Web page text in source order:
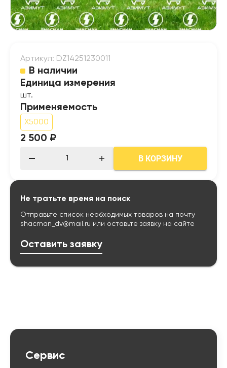
Артикул: DZ14251230011
В наличии
Единица измерения
шт.
Применяемость
X5000
2 500 ₽
В КОРЗИНУ
Не тратьте время на поиск
Отправьте список необходимых товаров на почту
shacman_dv@mail.ru или оставьте заявку на сайте
Оставить заявку
Сервис